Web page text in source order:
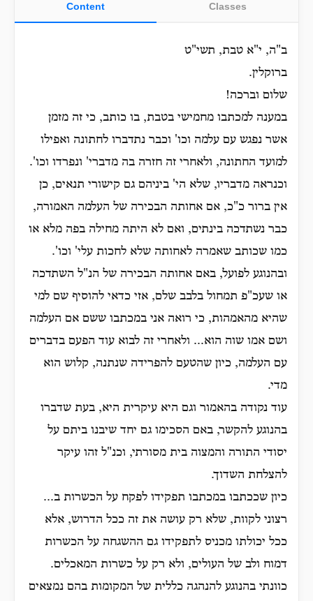
Content Classes
ב"ה, י"א טבת, תשי"ט
ברוקלין.
שלום וברכה!
במענה למכתבו מחמישי בטבת, בו כותב, כי זה מזמן
אשר נפגש עם עלמה וכו' וכבר נתדברו לחתונה ואפילו
למועד החתונה, ולאחרי זה חזרה בה מדברי' ונפרדו וכו'.
וכנראה מדבריו, שלא הי' ביניהם גם קישורי תנאים, כן
אין ברור כ"כ, אם אחותה הבכירה של העלמה האמורה,
כבר נשתדכה בינתים, ואם לא היתה מחילה בפה מלא או
כמו שכותב שאמרה לאחותה שלא לחכות עלי' וכו'.
ובהנוגע לפועל, באם אחותה הבכירה של הנ"ל השתדכה
או שעכ"פ תמחול בלבב שלם, אזי כדאי להוסיף שם למי
שהיא מהאמהות, כי רואה אני במכתבו ששם אם העלמה
ושם אמו שוה הוא... ולאחרי זה לבוא עוד הפעם בדברים
עם העלמה, כיון שהטעם להפרידה שנתנה, קלוש הוא
מדי.
עוד נקודה בהאמור וגם היא עיקרית היא, בעת שדברו
בהנוגע להקשר, באם הסכימו גם יחד שיבנו ביתם על
יסודי התורה והמצוה בית מסורתי, וכנ"ל זהו עיקר
להצלחת השדוך.
כיון שככתבו במכתבו תפקידו לפקח על הכשרות ב...
רצוני לקוות, שלא רק עושה את זה ככל הדרוש, אלא
ככל יכולתו מכניס לתפקידו גם ההשגחה על הכשרות
דמוח ולב של העולים, ולא רק על כשרות המאכלים.
כוונתי בהנוגע להנהגה כללית של המקומות בהם נמצאים